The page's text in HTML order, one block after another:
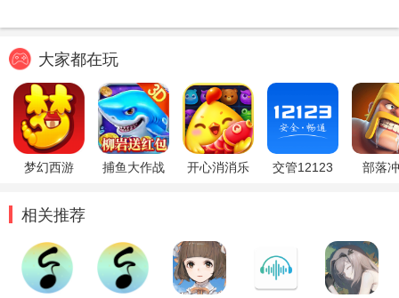
大家都在玩
梦幻西游 捕鱼大作战 开心消消乐 交管12123 部落
相关推荐